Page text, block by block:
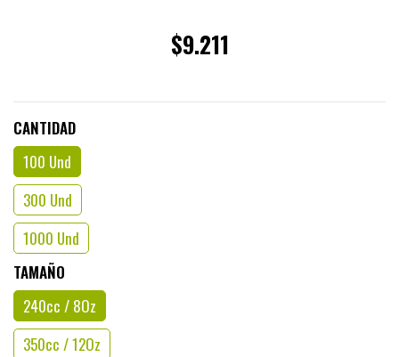
$9.211
CANTIDAD
100 Und
300 Und
1000 Und
TAMAÑO
240cc / 8Oz
350cc / 12Oz